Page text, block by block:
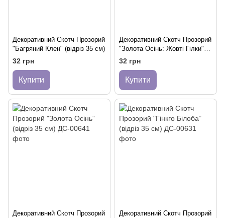
Декоративний Скотч Прозорий
"Багряний Клен" (відріз 35 см)
32 грн
Купити
Декоративний Скотч Прозорий
"Золота Осінь: Жовті Гілки"
(відріз 35 см)
32 грн
Купити
Декоративний Скотч Прозорий
Декоративний Скотч Прозорий